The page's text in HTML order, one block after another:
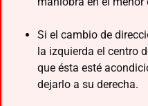
Si el cambio de
la izquierda el centro
que ésta esté
dejarlo a su derecha.